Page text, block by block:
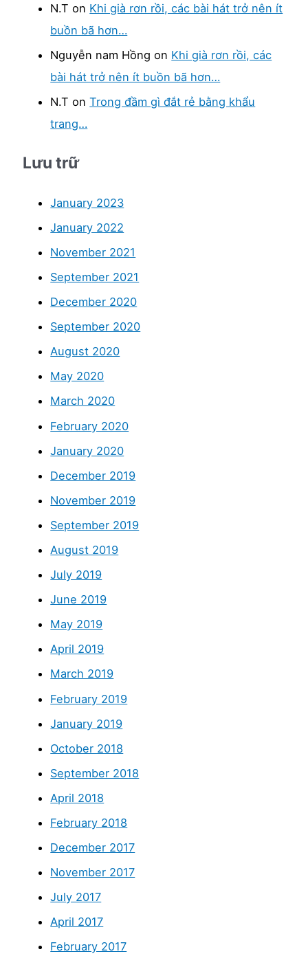
N.T on Khi già rơn rồi, các bài hát trở nên ít
buồn bã hơn…
Nguyễn nam Hồng on Khi già rơn rồi, các
bài hát trở nên ít buồn bã hơn…
N.T onTrong đầm gì đắt rẻ bằng khẩu
trang…
Lưu trữ
January 2023
January 2022
November 2021
September 2021
December 2020
September 2020
August 2020
May 2020
March 2020
February 2020
January 2020
December 2019
November 2019
September 2019
August 2019
July 2019
June 2019
May 2019
April 2019
March 2019
February 2019
January 2019
October 2018
September 2018
April 2018
February 2018
December 2017
November 2017
July 2017
April 2017
February 2017